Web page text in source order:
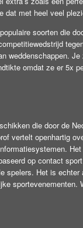
dat met heel veel
soorten die
weddenschappen.
omdat ze er 5x
die door de
vertelt openhartig
op contact
spelers. Het is
sportevenementen.